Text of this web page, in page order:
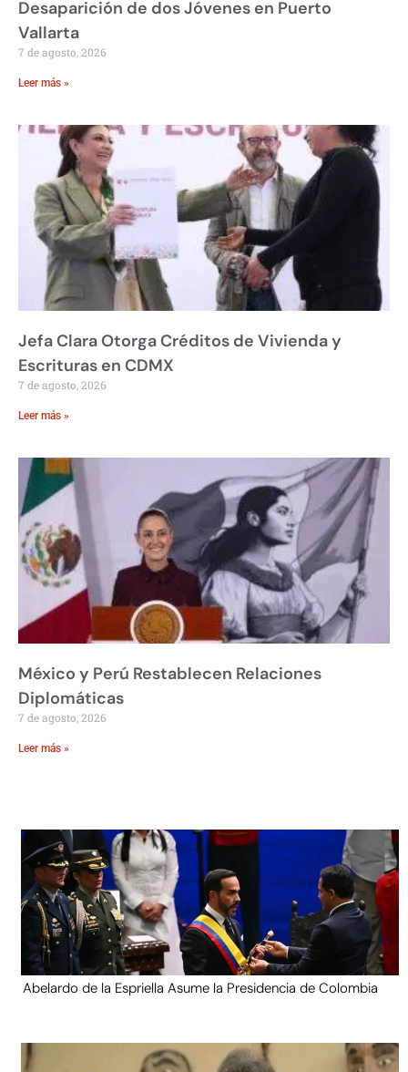
Desaparición de dos Jóvenes en Puerto
Vallarta
7 de agosto, 2026
Leer más »
Jefa Clara Otorga Créditos de Vivienda y
Escrituras en CDMX
7 de agosto, 2026
Leer más »
México y Perú Restablecen Relaciones
Diplomáticas
7 de agosto, 2026
Leer más »
Abelardo de la Espriella Asume la Presidencia de Colombia